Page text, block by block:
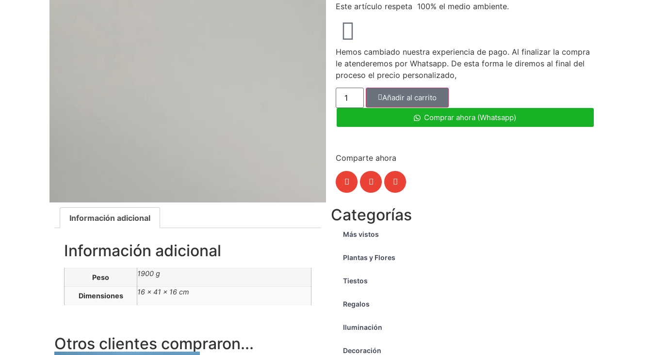
Este artículo respeta 100% el medio ambiente.
Hemos cambiado nuestra experiencia de pago. Al finalizar la compra
le atenderemos por Whatsapp. De esta forma le diremos al final del
proceso el precio personalizado,
Añadir al carrito
Comprar ahora (Whatsapp)
Comparte ahora
Información adicional
Información adicional
Peso 1900 g
Dimensiones 16 × 41 × 16 cm
Otros clientes compraron...
Categorías
Más vistos
Plantas y Flores
Tiestos
Regalos
Iluminación
Decoración